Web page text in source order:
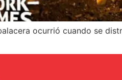
ocurrió cuando se